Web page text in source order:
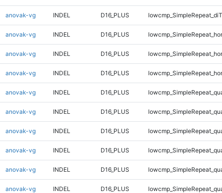
anovak-vg INDEL D16_PLUS
anovak-vg INDEL D16_PLUS
anovak-vg INDEL D16_PLUS
anovak-vg INDEL D16_PLUS
anovak-vg INDEL D16_PLUS
anovak-vg INDEL D16_PLUS
anovak-vg INDEL D16_PLUS
anovak-vg INDEL D16_PLUS
anovak-vg INDEL D16_PLUS
anovak-vg INDEL D16_PLUS